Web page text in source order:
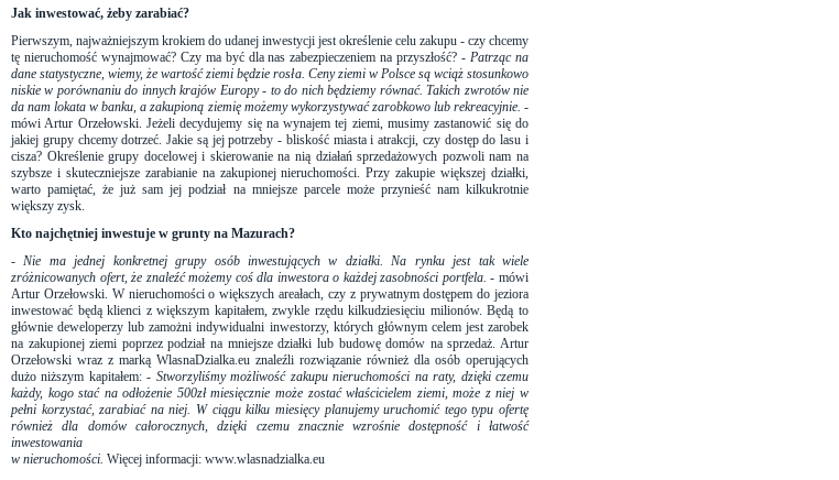
Jak inwestować, żeby zarabiać?
Pierwszym, najważniejszym krokiem do udanej inwestycji jest określenie celu zakupu - czy chcemy
tę nieruchomość wynajmować? Czy ma być dla nas zabezpieczeniem na przyszłość? -Patrząc na
dane statystyczne, wiemy, że wartość ziemi będzie rosła. Ceny ziemi w Polsce są wciąż stosunkowo
niskie w porównaniu do innych krajów Europy - to do nich będziemy równać. Takich zwrotów nie
da nam lokata w banku, a zakupioną ziemię możemy wykorzystywać zarobkowo lub rekreacyjnie. -
mówi Artur Orzełowski. Jeżeli decydujemy się na wynajem tej ziemi, musimy zastanowić się do
jakiej grupy chcemy dotrzeć. Jakie są jej potrzeby - bliskość miasta i atrakcji, czy dostęp do lasu i
cisza? Określenie grupy docelowej i skierowanie na nią działań sprzedażowych pozwoli nam na
szybsze i skuteczniejsze zarabianie na zakupionej nieruchomości. Przy zakupie większej działki,
warto pamiętać, że już sam jej podział na mniejsze parcele może przynieść nam kilkukrotnie
większy zysk.
Kto najchętniej inwestuje w grunty na Mazurach?
-Nie ma jednej konkretnej grupy osób inwestujących w działki. Na rynku jest tak wiele
zróżnicowanych ofert, że znaleźć możemy coś dla inwestora o każdej zasobności portfela. - mówi
Artur Orzełowski. W nieruchomości o większych areałach, czy z prywatnym dostępem do jeziora
inwestować będą klienci z większym kapitałem, zwykle rzędu kilkudziesięciu milionów. Będą to
głównie deweloperzy lub zamożni indywidualni inwestorzy, których głównym celem jest zarobek
na zakupionej ziemi poprzez podział na mniejsze działki lub budowę domów na sprzedaż. Artur
Orzełowski wraz z marką WlasnaDzialka.eu znaleźli rozwiązanie również dla osób operujących
dużo niższym kapitałem: - Stworzyliśmy możliwość zakupu nieruchomości na raty, dzięki czemu
każdy, kogo stać na odłożenie 500zł miesięcznie może zostać właścicielem ziemi, może z niej w
pełni korzystać, zarabiać na niej. W ciągu kilku miesięcy planujemy uruchomić tego typu ofertę
również dla domów całorocznych, dzięki czemu znacznie wzrośnie dostępność i łatwość
inwestowania
w nieruchomości. Więcej informacji: www.wlasnadzialka.eu